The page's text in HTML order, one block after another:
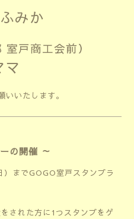
みか
戸商工会前）
マ
いたします。
の開催 ～
までGOGO室戸スタンプラ
された方に1つスタンプをゲ